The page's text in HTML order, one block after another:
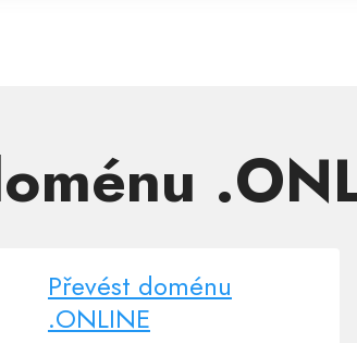
Převést doménu
.ONLINE